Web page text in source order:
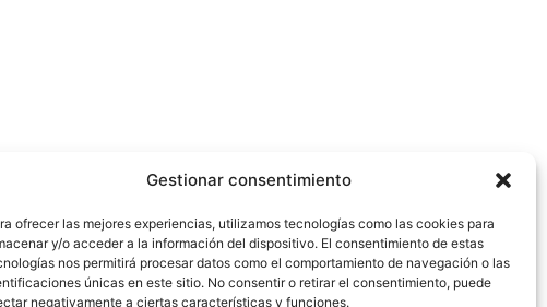
Gestionar consentimiento
ofrecer las mejores experiencias, utilizamos tecnologías como las cookies para
y/o acceder a la información del dispositivo. El consentimiento de estas
nos permitirá procesar datos como el comportamiento de navegación o las
únicas en este sitio. No consentir o retirar el consentimiento, puede
negativamente a ciertas características y funciones.